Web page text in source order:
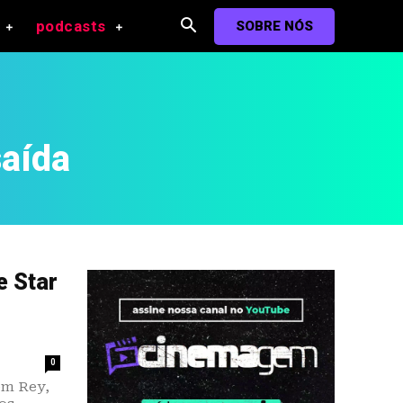
podcasts SOBRE NÓS
Star
0
Rey,